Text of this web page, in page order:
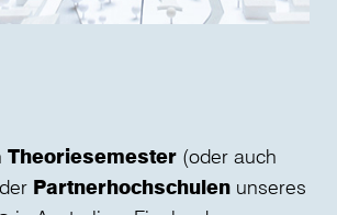
Theoriesemester (oder auch
Partnerhochschulen unseres